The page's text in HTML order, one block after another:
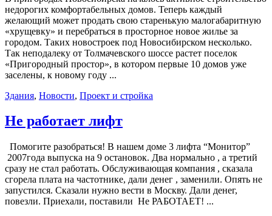
недорогих комфортабельных домов. Теперь каждый
желающий может продать свою старенькую малогабаритную
«хрущевку» и перебраться в просторное новое жилье за
городом. Таких новостроек под Новосибирском несколько.
Так неподалеку от Толмачевского шоссе растет поселок
«Пригородный простор», в котором первые 10 домов уже
заселены, к новому году ...
Здания, Новости, Проект и стройка
Не работает лифт
Помогите разобраться! В нашем доме 3 лифта “Монитор”
2007года выпуска на 9 остановок. Два нормально , а третий
сразу не стал работать. Обслуживающая компания , сказала
сгорела плата на частотнике, дали денег , заменили. Опять не
запустился. Сказали нужно вести в Москву. Дали денег,
повезли. Приехали, поставили Не РАБОТАЕТ! ...